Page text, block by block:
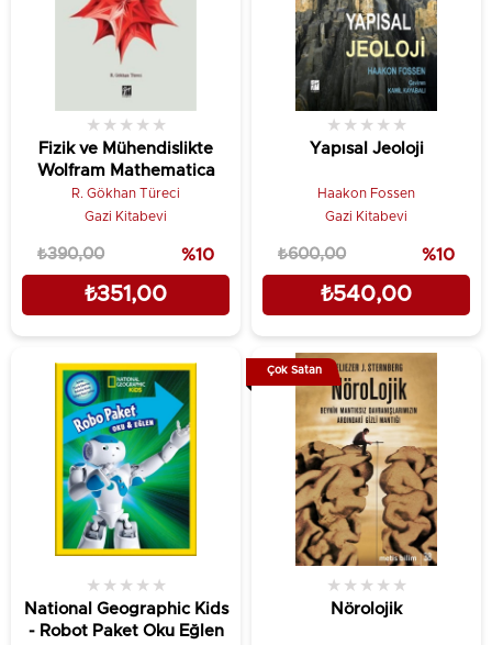
Fizik ve Mühendislikte
Wolfram Mathematica
★ ★ ★ ★ ★
R. Gökhan Türeci
Gazi Kitabevi
₺351,00
₺390,00 %10
Yapısal Jeoloji
★ ★ ★ ★ ★
Haakon Fossen
Gazi Kitabevi
₺540,00
₺600,00 %10
National Geographic Kids
- Robot Paket Oku Eğlen
★ ★ ★ ★ ★
Nörolojik
★ ★ ★ ★ ★
Çok Satan